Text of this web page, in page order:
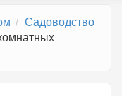
Садоводство